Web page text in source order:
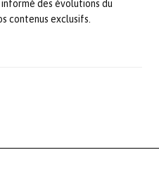
des évolutions du
contenus exclusifs.